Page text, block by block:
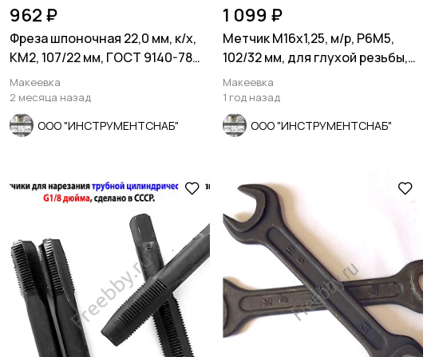
962 ₽
Фреза шпоночная 22,0 мм, к/х,
КМ2, 107/22 мм, ГОСТ 9140-78
ВИЗ, СССР
Макеевка
2 месяца назад
ООО "ИНСТРУМЕНТСНАБ"
1 099 ₽
Метчик М16х1,25, м/р, Р6М5,
102/32 мм, для глухой резьбы,
мелкий шаг.
Макеевка
1 год назад
ООО "ИНСТРУМЕНТСНАБ"